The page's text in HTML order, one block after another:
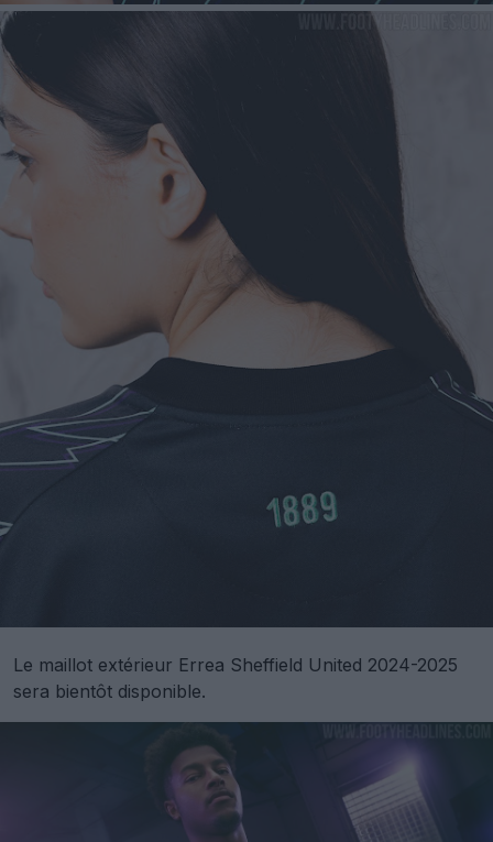
Le maillot extérieur Errea Sheffield United 2024-2025
sera bientôt disponible.